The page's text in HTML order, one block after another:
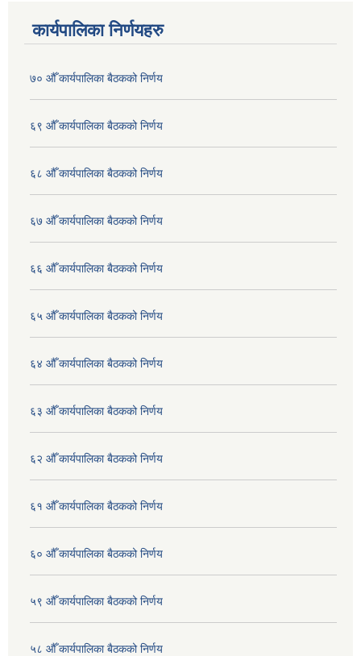
कार्यपालिका निर्णयहरु
७० औँ कार्यपालिका बैठकको निर्णय
६९ औँ कार्यपालिका बैठकको निर्णय
६८ औँ कार्यपालिका बैठकको निर्णय
६७ औँ कार्यपालिका बैठकको निर्णय
६६ औँ कार्यपालिका बैठकको निर्णय
६५ औँ कार्यपालिका बैठकको निर्णय
६४ औँ कार्यपालिका बैठकको निर्णय
६३ औँ कार्यपालिका बैठकको निर्णय
६२ औँ कार्यपालिका बैठकको निर्णय
६१ औँ कार्यपालिका बैठकको निर्णय
६० औँ कार्यपालिका बैठकको निर्णय
५९ औँ कार्यपालिका बैठकको निर्णय
५८ औँ कार्यपालिका बैठकको निर्णय